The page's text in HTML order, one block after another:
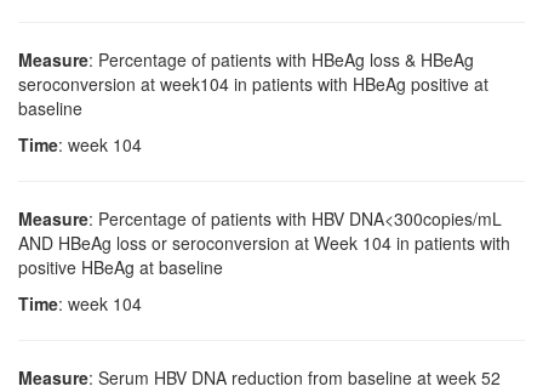
Measure: Percentage of patients with HBeAg loss & HBeAg
seroconversion at week104 in patients with HBeAg positive at
baseline
Time: week 104
Measure: Percentage of patients with HBV DNA<300copies/mL
AND HBeAg loss or seroconversion at Week 104 in patients with
positive HBeAg at baseline
Time: week 104
Measure: Serum HBV DNA reduction from baseline at week 52